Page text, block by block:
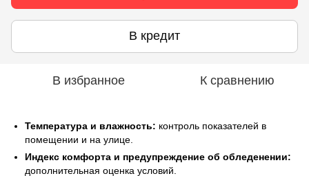
В кредит
В избранное К сравнению
Температура и влажность: контроль показателей в
помещении и на улице.
Индекс комфорта и предупреждение об обледенении:
дополнительная оценка условий.